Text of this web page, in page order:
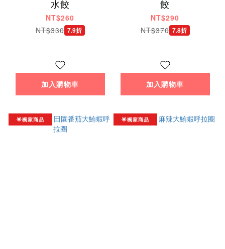
水餃
NT$260
NT$330 7.9折
加入購物車
餃
NT$290
NT$370 7.8折
加入購物車
🌟獨家商品 🌟獨家商品